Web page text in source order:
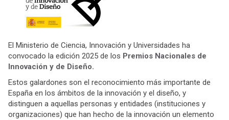
El Ministerio de Ciencia, Innovación y Universidades ha
convocado la edición 2025 de los Premios Nacionales de
Innovación y de Diseño.
Estos galardones son el reconocimiento más importante de
España en los ámbitos de la innovación y el diseño, y
distinguen a aquellas personas y entidades (instituciones y
organizaciones) que han hecho de la innovación un elemento